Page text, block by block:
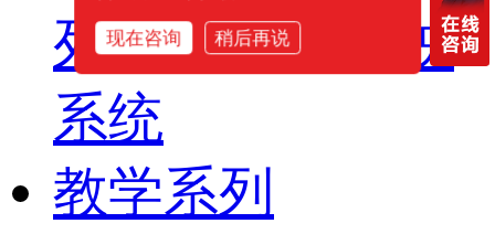
列 智慧影片放映
系统
教学系列
现在咨询 稍后再说